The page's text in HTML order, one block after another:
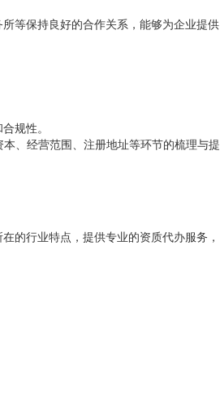
等保持良好的合作关系，能够为企业提供
规性。
、经营范围、注册地址等环节的梳理与提
的行业特点，提供专业的资质代办服务，